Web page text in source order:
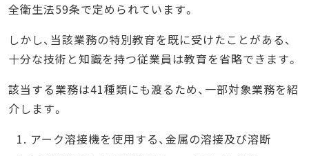
全衛生法59条で定められています。
しかし、当該業務の特別教育を既に受けたことがある、
十分な技術と知識を持つ従業員は教育を省略できます。
該当する業務は41種類にも渡るため、一部対象業務を紹
介します。
アーク溶接機を使用する、金属の溶接及び溶断